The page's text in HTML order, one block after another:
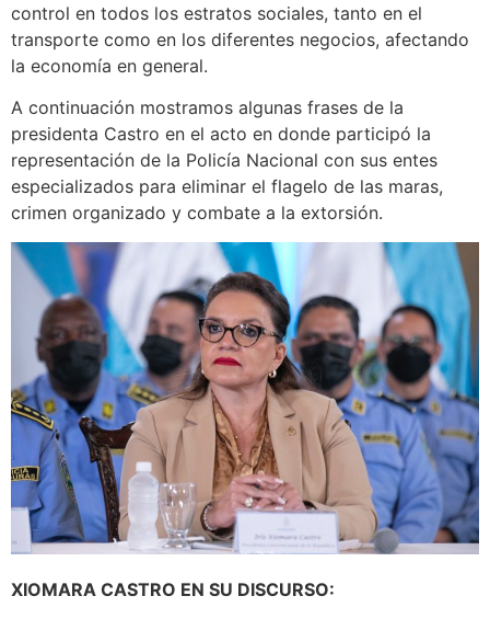
control en todos los estratos sociales, tanto en el
transporte como en los diferentes negocios, afectando
la economía en general.
A continuación mostramos algunas frases de la
presidenta Castro en el acto en donde participó la
representación de la Policía Nacional con sus entes
especializados para eliminar el flagelo de las maras,
crimen organizado y combate a la extorsión.
XIOMARA CASTRO EN SU DISCURSO: